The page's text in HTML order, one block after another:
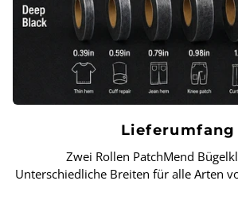
Lieferumfang
Zwei Rollen PatchMend
Unterschiedliche Breiten für alle Arten